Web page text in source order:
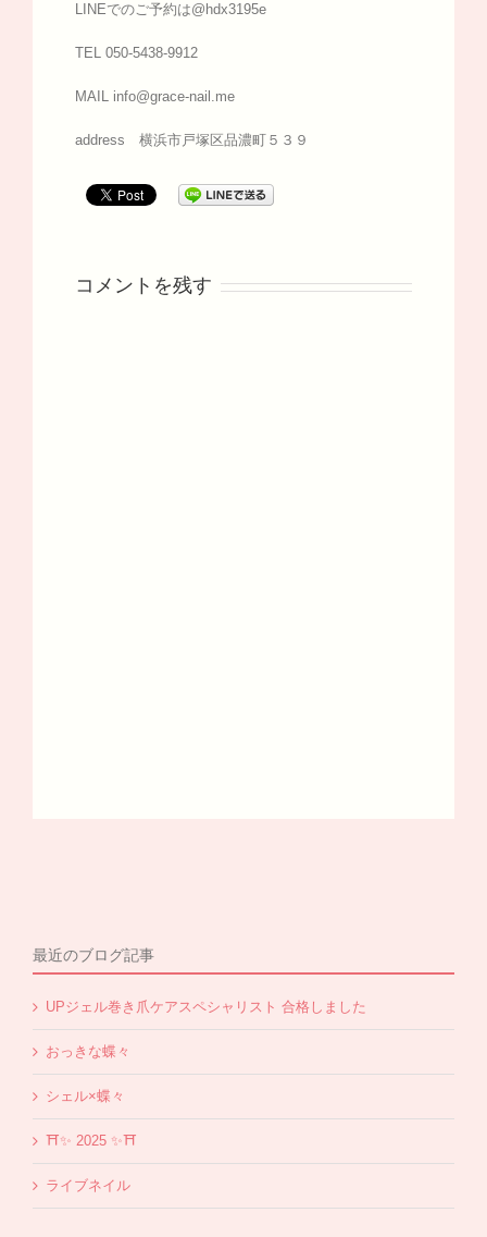
LINEでのご予約は@hdx3195e
TEL 050-5438-9912
MAIL info@grace-nail.me
address 横浜市戸塚区品濃町５３９
コメントを残す
最近のブログ記事
UPジェル巻き爪ケアスペシャリスト 合格しました
おっきな蝶々
シェル×蝶々
⛩✨️ 2025 ✨️⛩
ライブネイル